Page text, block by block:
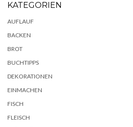
KATEGORIEN
AUFLAUF
BACKEN
BROT
BUCHTIPPS
DEKORATIONEN
EINMACHEN
FISCH
FLEISCH